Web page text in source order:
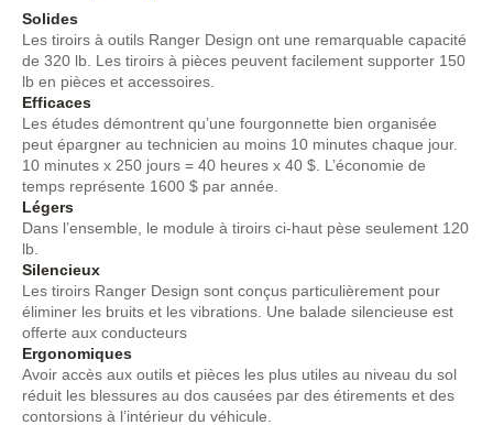
Solides
Les tiroirs à outils Ranger Design ont une remarquable capacité
de 320 lb. Les tiroirs à pièces peuvent facilement supporter 150
lb en pièces et accessoires.
Efficaces
Les études démontrent qu’une fourgonnette bien organisée
peut épargner au technicien au moins 10 minutes chaque jour.
10 minutes x 250 jours = 40 heures x 40 $. L’économie de
temps représente 1600 $ par année.
Légers
Dans l’ensemble, le module à tiroirs ci-haut pèse seulement 120
lb.
Silencieux
Les tiroirs Ranger Design sont conçus particulièrement pour
éliminer les bruits et les vibrations. Une balade silencieuse est
offerte aux conducteurs
Ergonomiques
Avoir accès aux outils et pièces les plus utiles au niveau du sol
réduit les blessures au dos causées par des étirements et des
contorsions à l’intérieur du véhicule.